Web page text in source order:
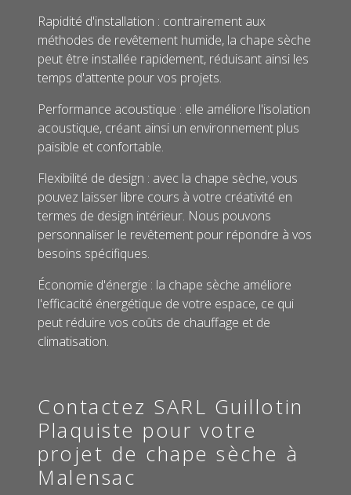
Rapidité d'installation : contrairement aux
méthodes de revêtement humide, la chape sèche
peut être installée rapidement, réduisant ainsi les
temps d'attente pour vos projets.
Performance acoustique : elle améliore l'isolation
acoustique, créant ainsi un environnement plus
paisible et confortable.
Flexibilité de design : avec la chape sèche, vous
pouvez laisser libre cours à votre créativité en
termes de design intérieur. Nous pouvons
personnaliser le revêtement pour répondre à vos
besoins spécifiques.
Économie d'énergie : la chape sèche améliore
l'efficacité énergétique de votre espace, ce qui
peut réduire vos coûts de chauffage et de
climatisation.
Contactez SARL Guillotin
Plaquiste pour votre
projet de chape sèche à
Malensac